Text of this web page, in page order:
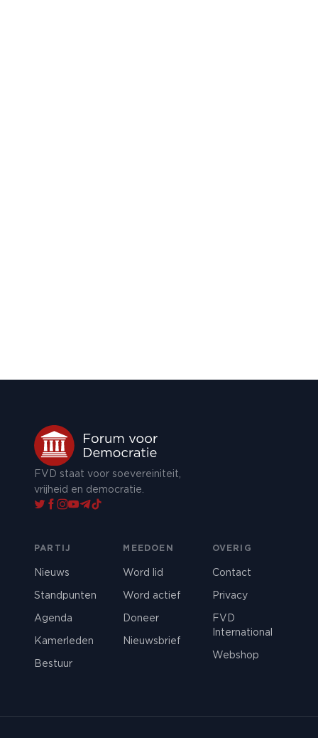
FVD staat voor soevereiniteit,
vrijheid en democratie.
PARTIJ
Nieuws
Standpunten
Agenda
Kamerleden
Bestuur
MEEDOEN
Word lid
Word actief
Doneer
Nieuwsbrief
OVERIG
Contact
Privacy
FVD
International
Webshop